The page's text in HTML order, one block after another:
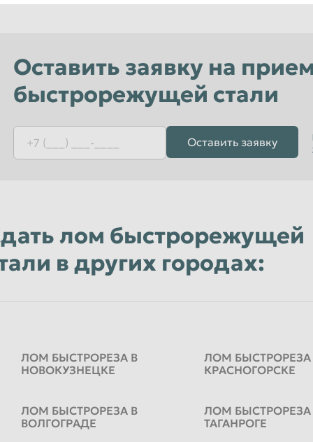
Оставить заявку на
быстрорежущей стали
Оставить заявку
лом быстрорежущей
в других городах:
ЛОМ БЫСТРОРЕЗА В
НОВОКУЗНЕЦКЕ
ЛОМ БЫСТРОРЕЗА
КРАСНОГОРСКЕ
ЛОМ БЫСТРОРЕЗА В
ВОЛГОГРАДЕ
ЛОМ БЫСТРОРЕЗА
ТАГАНРОГЕ